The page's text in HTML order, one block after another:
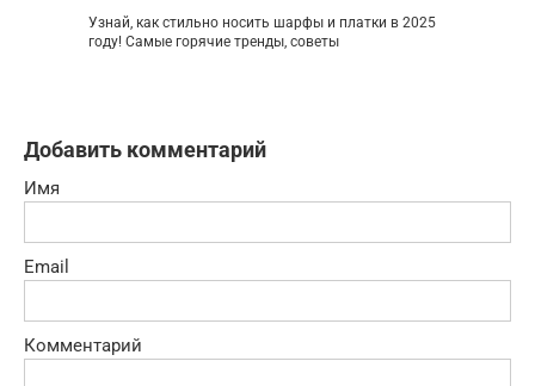
Узнай, как стильно носить шарфы и платки в 2025
году! Самые горячие тренды, советы
Добавить комментарий
Имя
Email
Комментарий